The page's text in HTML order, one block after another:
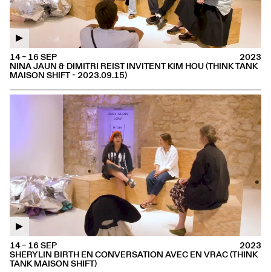
NINA JAUN & DIMITRI REIST INVITENT KIM HOU (THINK TANK
MAISON SHIFT - 2023.09.15)
14 – 16 SEP 2023
SHERYLIN BIRTH EN CONVERSATION AVEC EN VRAC (THINK
TANK MAISON SHIFT)
14 – 16 SEP 2023